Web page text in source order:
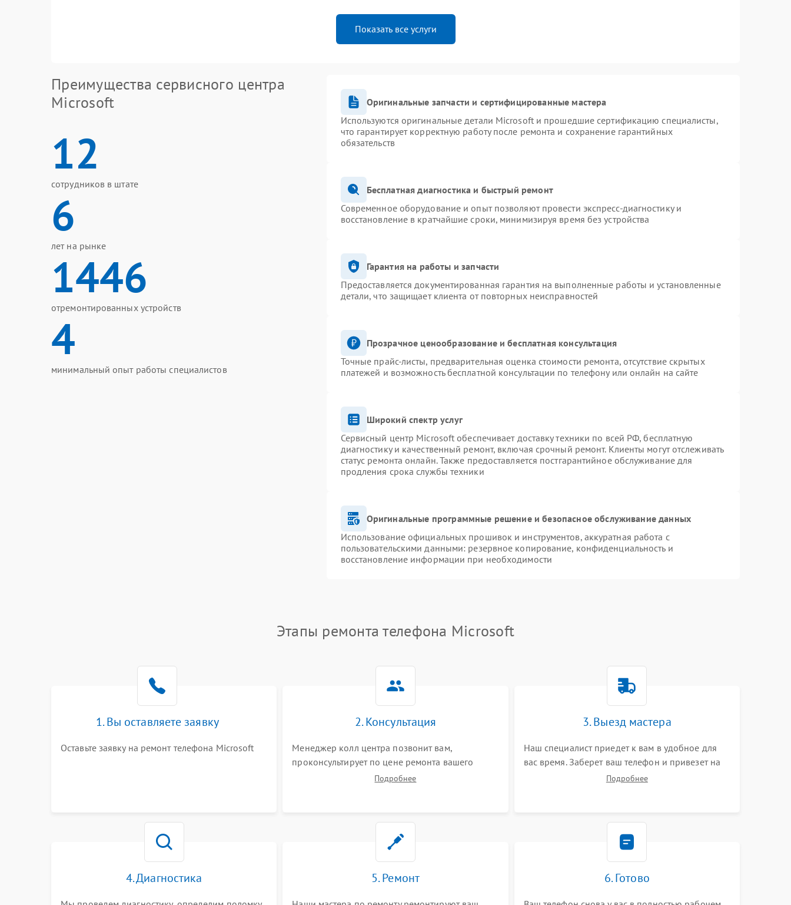
Показать все услуги
Преимущества сервисного центра
Microsoft
12
сотрудников в штате
6
лет на рынке
1446
отремонтированных устройств
4
минимальный опыт работы специалистов
Оригинальные запчасти и сертифицированные мастера
Используются оригинальные детали Microsoft и прошедшие сертификацию специалисты,
что гарантирует корректную работу после ремонта и сохранение гарантийных
обязательств
Бесплатная диагностика и быстрый ремонт
Современное оборудование и опыт позволяют провести экспресс-диагностику и
восстановление в кратчайшие сроки, минимизируя время без устройства
Гарантия на работы и запчасти
Предоставляется документированная гарантия на выполненные работы и установленные
детали, что защищает клиента от повторных неисправностей
Прозрачное ценообразование и бесплатная консультация
Точные прайс-листы, предварительная оценка стоимости ремонта, отсутствие скрытых
платежей и возможность бесплатной консультации по телефону или онлайн на сайте
Широкий спектр услуг
Сервисный центр Microsoft обеспечивает доставку техники по всей РФ, бесплатную
диагностику и качественный ремонт, включая срочный ремонт. Клиенты могут отслеживать
статус ремонта онлайн. Также предоставляется постгарантийное обслуживание для
продления срока службы техники
Оригинальные программные решение и безопасное обслуживание данных
Использование официальных прошивок и инструментов, аккуратная работа с
пользовательскими данными: резервное копирование, конфиденциальность и
восстановление информации при необходимости
Этапы ремонта телефона Microsoft
1. Вы оставляете заявку
Оставьте заявку на ремонт телефона Microsoft
2. Консультация
Менеджер колл центра позвонит вам,
проконсультирует по цене ремонта вашего
телефона а также ответит на все ваши вопросы.
Подробнее
3. Выезд мастера
Наш специалист приедет к вам в удобное для
вас время. Заберет ваш телефон и привезет на
склад для диагностики.Подробнее
4. Диагностика 5. Ремонт 6. Готово